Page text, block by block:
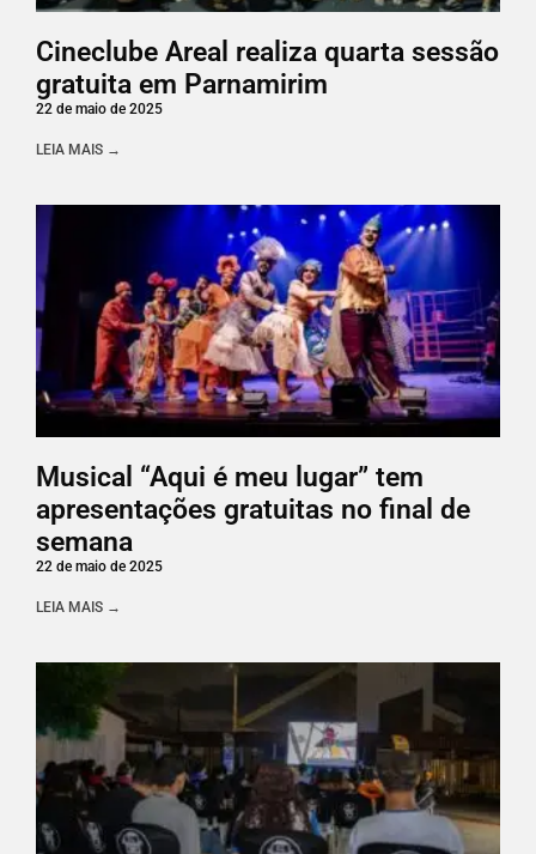
Cineclube Areal realiza quarta sessão
gratuita em Parnamirim
22 de maio de 2025
LEIA MAIS →
Musical “Aqui é meu lugar” tem
apresentações gratuitas no final de
semana
22 de maio de 2025
LEIA MAIS →